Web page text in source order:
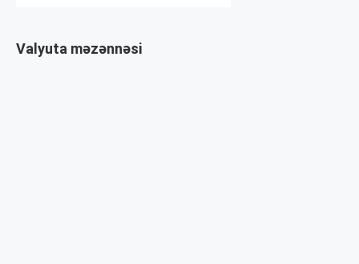
Valyuta məzənnəsi